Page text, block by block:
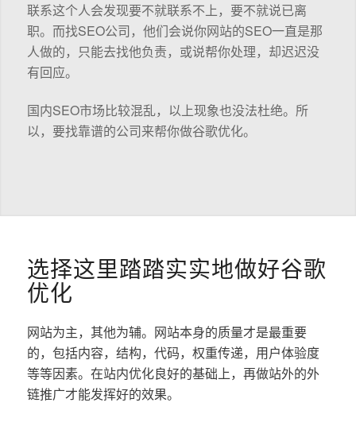
联系这个人会发现要不就联系不上，要不就说已离
职。而找SEO公司，他们会说你网站的SEO一直是那
人做的，只能去找他负责，或说帮你处理，却迟迟没
有回应。
国内SEO市场比较混乱，以上现象也没法杜绝。所
以，要找靠谱的公司来帮你做谷歌优化。
选择这里踏踏实实地做好谷歌
优化
网站为主，其他为辅。网站本身的质量才是最重要
的，包括内容，结构，代码，权重传递，用户体验度
等等因素。在站内优化良好的基础上，再做站外的外
链推广才能发挥好的效果。